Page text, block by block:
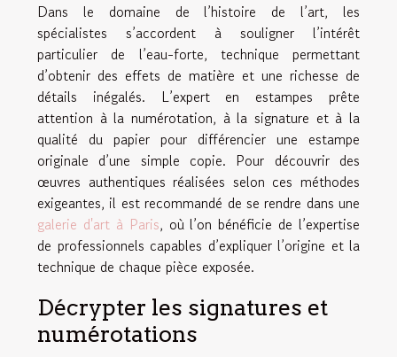
Dans le domaine de l’histoire de l’art, les
spécialistes s’accordent à souligner l’intérêt
particulier de l’eau-forte, technique permettant
d’obtenir des effets de matière et une richesse de
détails inégalés. L’expert en estampes prête
attention à la numérotation, à la signature et à la
qualité du papier pour différencier une estampe
originale d’une simple copie. Pour découvrir des
œuvres authentiques réalisées selon ces méthodes
exigeantes, il est recommandé de se rendre dans une
galerie d'art à Paris, où l’on bénéficie de l’expertise
de professionnels capables d’expliquer l’origine et la
technique de chaque pièce exposée.
Décrypter les signatures et
numérotations